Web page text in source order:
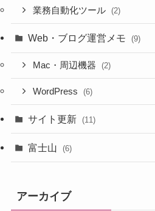
業務自動化ツール (2)
Web・ブログ運営メモ (9)
Mac・周辺機器 (2)
WordPress (6)
サイト更新 (11)
富士山 (6)
アーカイブ